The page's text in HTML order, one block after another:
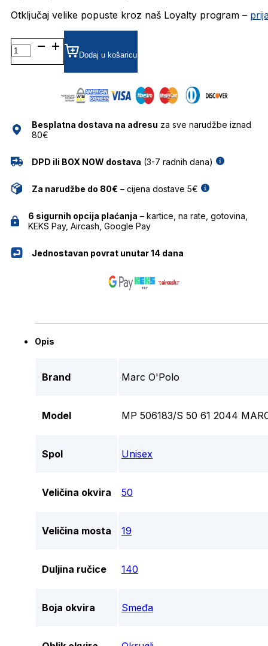
Otključaj velike popuste kroz naš Loyalty program –
MP506183
GRADIJENT SUNČANE
NAOČALE
Dodaj u košaricu
Besplatna dostava na adresu za sve narudžbe iznad
80€
DPD ili BOX NOW dostava (3-7 radnih dana)
Za narudžbe do 80€ – cijena dostave 5€
6 sigurnih opcija plaćanja – kartice, na rate, gotovina,
KEKS Pay, Aircash, Google Pay
Jednostavan povrat unutar 14 dana
Opis
Brand Marc O'Polo
Model MP 506183/S 50 61 2044
Spol Unisex
Veličina okvira 50
Veličina mosta 19
Duljina ručice 140
Boja okvira Smeđa